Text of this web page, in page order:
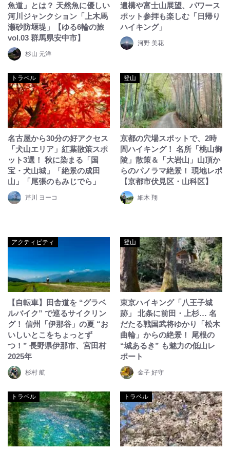
魚道」とは？ 天然魚に優しい
河川ジャンクション「上木馬
瀬砂防堰堤」【ゆる6輪の旅
vol.03 群馬県安中市】
杉山 元洋
遺構や富士山展望、パワース
ポット参拝も楽しむ「日帰り
ハイキング」
河野 美花
トラベル
名古屋から30分の好アクセス
「犬山エリア」紅葉散策スポ
ット3選！ 秋に染まる「国
宝・犬山城」「絶景の成田
山」「尾張のもみじでら」
芹川 ヨーコ
登山
京都の穴場スポットで、2時
間ハイキング！ 名所「桃山御
陵」散策＆「大岩山」山頂か
らのパノラマ絶景！ 現地レポ
【京都市伏見区・山科区】
細木 翔
アクティビティ
【自転車】田舎道を “グラベ
ルバイク” で巡るサイクリン
グ！ 信州「伊那谷」の夏 “お
いしいとこをちょっとず
つ！” 長野県伊那市、宮田村
2025年
杉村 航
登山
東京ハイキング「八王子城
跡」 北条に前田・上杉… 名
だたる戦国武将ゆかり「松木
曲輪」からの絶景！ 尾根の
“城あるき” も魅力の低山レ
ポート
金子 好守
トラベル トラベル